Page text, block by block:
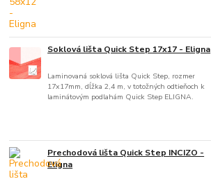
Soklová lišta Quick Step 17x17 - Eligna
Laminovaná soklová lišta Quick Step, rozmer
17x17mm, dĺžka 2,4 m, v totožných odtieňoch k
laminátovým podlahám Quick Step ELIGNA.
Prechodová lišta Quick Step INCIZO -
Eligna